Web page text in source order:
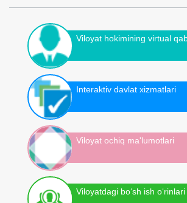
Viloyat hokimining virtual
Interaktiv davlat xizmatlari
Viloyat ochiq ma'lumotlari
Viloyatdagi bo‘sh ish o‘rinlari